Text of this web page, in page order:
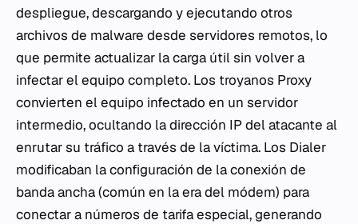
despliegue, descargando y ejecutando otros
archivos de malware desde servidores remotos, lo
que permite actualizar la carga útil sin volver a
infectar el equipo completo. Los troyanos Proxy
convierten el equipo infectado en un servidor
intermedio, ocultando la dirección IP del atacante al
enrutar su tráfico a través de la víctima. Los Dialer
modificaban la configuración de la conexión de
banda ancha (común en la era del módem) para
conectar a números de tarifa especial, generando